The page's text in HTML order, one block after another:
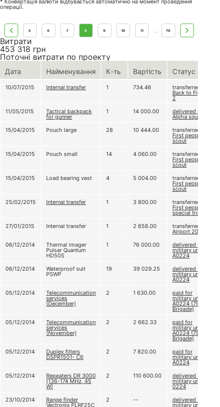
* Конвертація валюти відбувається автоматично на момент проведення
операції.
5 6 7 8 9 10 11 70
Витрати
453 318 грн
Поточні витрати по проекту
Дата Найменування К-ть Вартість Статус
10/07/2015 Internal transfer 1 734.46 transferred to
Back to Fight!
2
11/05/2015
Tactical backpack
for gunner
1 14 000.00 delivered to
Alpha squad
15/04/2015
Pouch large 28 10 444.00 transferred to
First people’s
scout
15/04/2015
Pouch small 14 4 060.00 transferred to
First people’s
scout
15/04/2015
Load bearing vest 4 5 004.00 transferred to
First people’s
scout
25/02/2015
Internal transfer 1 3 800.00 transferred to
First people’s
special trooper
27/01/2015
Internal transfer 1 2 658.00 transferred to
Airport 2015
06/12/2014
Thermal imager
Pulsar Quantum
HD50S
1 76 000.00 delivered to
military unit
А0224
06/12/2014
Waterproof suit
PSWP
19 39 029.25 delivered to
military unit
А0224
05/12/2014
Telecommunication
services
(December)
2 1 630.00 paid for
military unit
А0224 (79th
Brigade)
05/12/2014
Telecommunication
services
(November)
2 2 662.33 paid for
military unit
А0224 (79th
Brigade)
05/12/2014
Duplex filters
DSPR1501- C6
2 7 820.00 paid for
military unit
А0224
05/12/2014
Repeaters DR 3000
(136-174 MHz, 45
W)
2 110 600.00 delivered to
military unit A
0224
23/10/2014
Range finder
Vectronix PLRF25C
2 -- delivered to
military unit